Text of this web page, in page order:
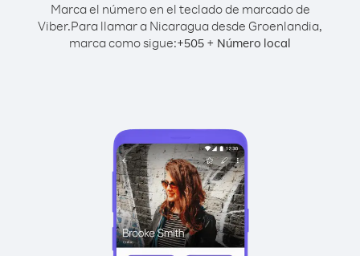
Marca el número en el teclado de marcado de
Viber.Para llamar a Nicaragua desde Groenlandia,
marca como sigue:+505 + Número local